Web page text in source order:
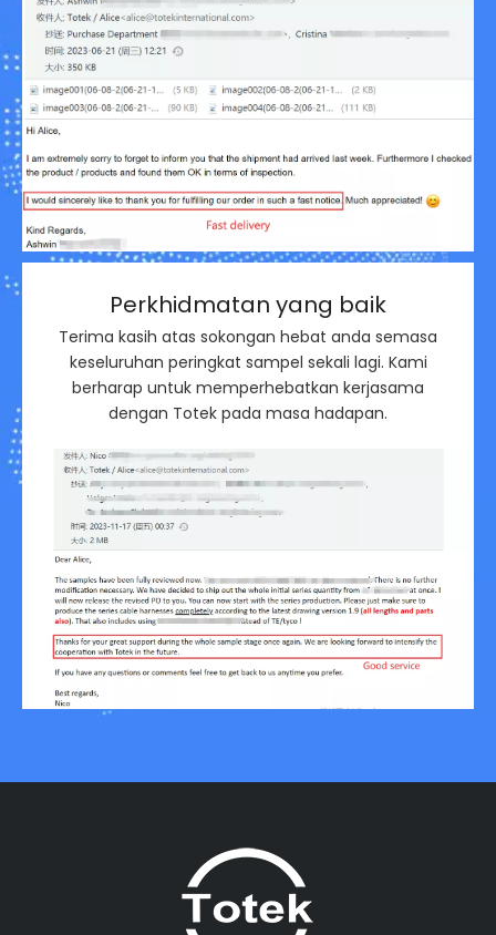
Perkhidmatan yang baik
Terima kasih atas sokongan hebat anda semasa
keseluruhan peringkat sampel sekali lagi. Kami
berharap untuk memperhebatkan kerjasama
dengan Totek pada masa hadapan.